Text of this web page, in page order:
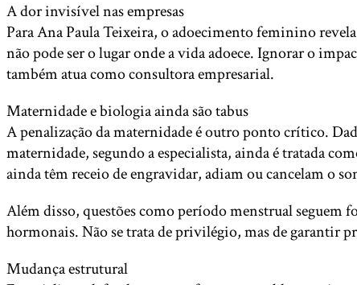
A dor invisível nas empresas
Para Ana Paula Teixeira, o adoecimento feminino
não pode ser o lugar onde a vida adoece. Ignorar o
também atua como consultora empresarial.
Maternidade e biologia ainda são tabus
A penalização da maternidade é outro ponto crítico.
maternidade, segundo a especialista, ainda é tratada
ainda têm receio de engravidar, adiam ou cancelam o
Além disso, questões como período menstrual seguem
hormonais. Não se trata de privilégio, mas de garantir
Mudança estrutural